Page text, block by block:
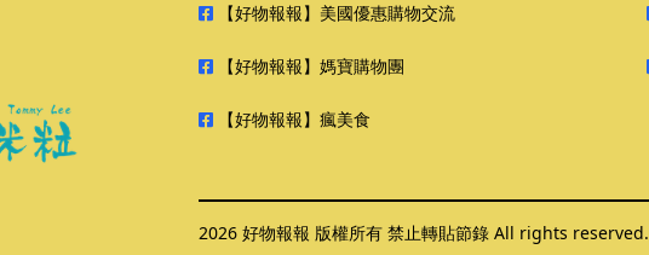
【好物報報】美國優惠購物交流
【好物報報】媽寶購物團
【好物報報】瘋美食
2026 好物報報 版權所有 禁止轉貼節錄 All rights reserved.